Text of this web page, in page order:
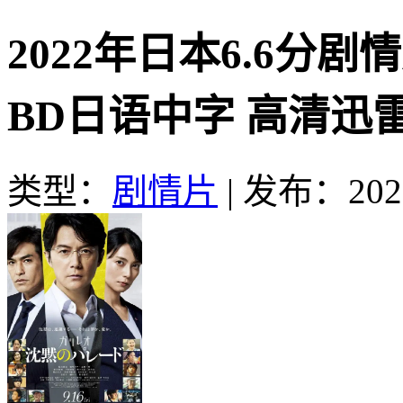
2022年日本6.6分剧
BD日语中字 高清迅
类型： 剧情片 | 发布：